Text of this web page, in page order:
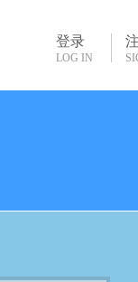
登录
LOG IN